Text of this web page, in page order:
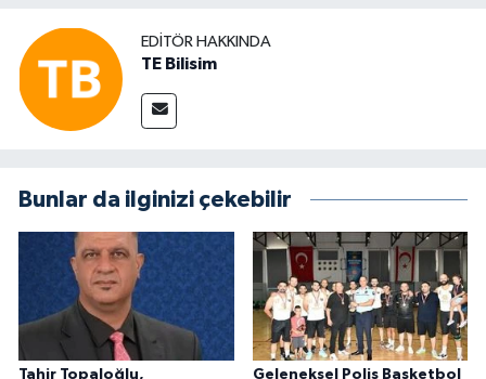
EDITÖR HAKKINDA
TE Bilisim
Bunlar da ilginizi çekebilir
Tahir Topaloğlu, Geleneksel Polis Basketbol